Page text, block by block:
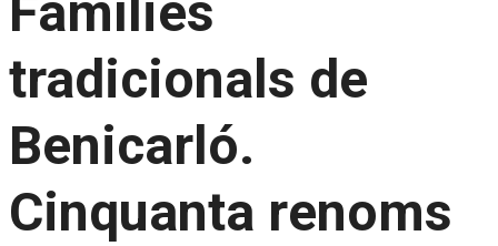
Famílies
tradicionals de
Benicarló.
Cinquanta renoms